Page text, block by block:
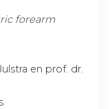
forearm
en prof. dr.